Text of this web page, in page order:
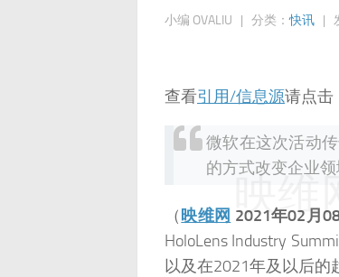
小编 OVALIU | 分类：快讯 |
查看引用/信息源请点击
微软在这次活动
的方式改变企业领
（映维网 2021年02月
HoloLens Industry
以及在2021年及以后的
映